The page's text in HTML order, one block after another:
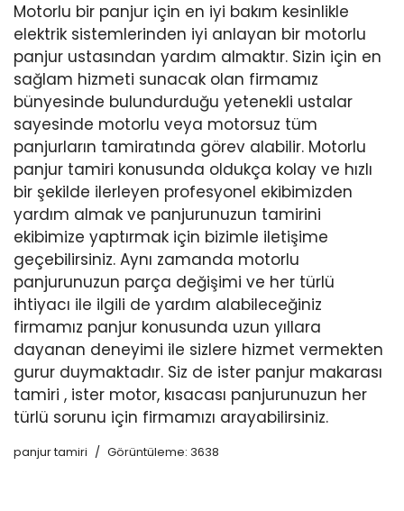
Motorlu bir panjur için en iyi bakım kesinlikle
elektrik sistemlerinden iyi anlayan bir motorlu
panjur ustasından yardım almaktır. Sizin için en
sağlam hizmeti sunacak olan firmamız
bünyesinde bulundurduğu yetenekli ustalar
sayesinde motorlu veya motorsuz tüm
panjurların tamiratında görev alabilir. Motorlu
panjur tamiri konusunda oldukça kolay ve hızlı
bir şekilde ilerleyen profesyonel ekibimizden
yardım almak ve panjurunuzun tamirini
ekibimize yaptırmak için bizimle iletişime
geçebilirsiniz. Aynı zamanda motorlu
panjurunuzun parça değişimi ve her türlü
ihtiyacı ile ilgili de yardım alabileceğiniz
firmamız panjur konusunda uzun yıllara
dayanan deneyimi ile sizlere hizmet vermekten
gurur duymaktadır. Siz de ister panjur makarası
tamiri , ister motor, kısacası panjurunuzun her
türlü sorunu için firmamızı arayabilirsiniz.
panjur tamiri Görüntüleme: 3638